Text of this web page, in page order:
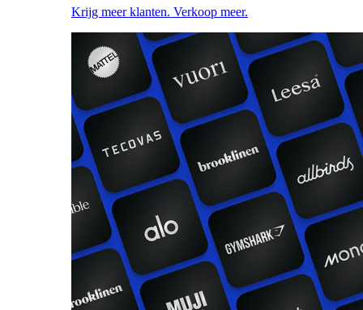
Krijg meer klanten. Verkoop meer.